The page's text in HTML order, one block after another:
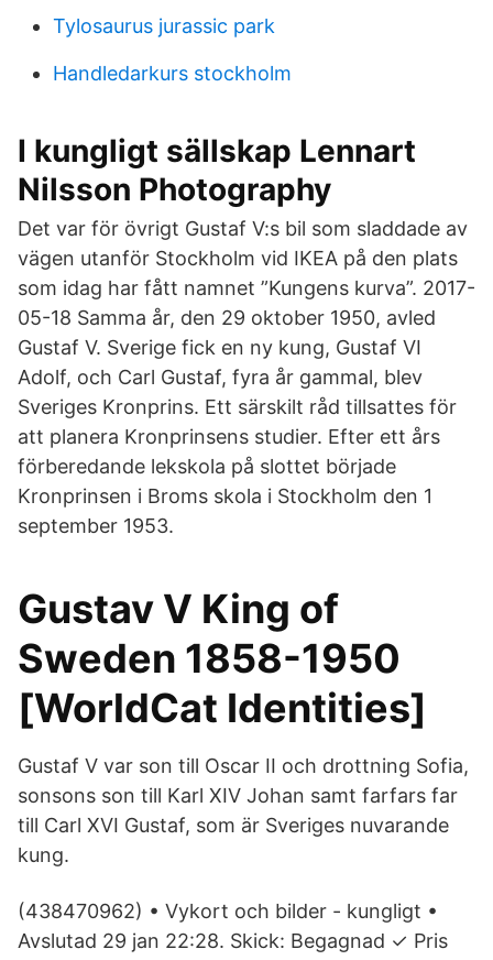
Tylosaurus jurassic park
Handledarkurs stockholm
I kungligt sällskap Lennart
Nilsson Photography
Det var för övrigt Gustaf V:s bil som sladdade av
vägen utanför Stockholm vid IKEA på den plats
som idag har fått namnet ”Kungens kurva”. 2017-
05-18 Samma år, den 29 oktober 1950, avled
Gustaf V. Sverige fick en ny kung, Gustaf VI
Adolf, och Carl Gustaf, fyra år gammal, blev
Sveriges Kronprins. Ett särskilt råd tillsattes för
att planera Kronprinsens studier. Efter ett års
förberedande lekskola på slottet började
Kronprinsen i Broms skola i Stockholm den 1
september 1953.
Gustav V King of
Sweden 1858-1950
[WorldCat Identities]
Gustaf V var son till Oscar II och drottning Sofia,
sonsons son till Karl XIV Johan samt farfars far
till Carl XVI Gustaf, som är Sveriges nuvarande
kung.
(438470962) • Vykort och bilder - kungligt •
Avslutad 29 jan 22:28. Skick: Begagnad ✓ Pris